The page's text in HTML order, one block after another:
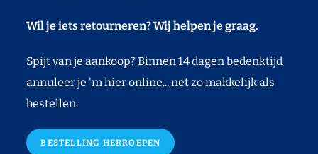
Wil je iets retourneren? Wij helpen je graag.
Spijt van je aankoop? Binnen 14 dagen bedenktijd
annuleer je 'm hier online... net zo makkelijk als
bestellen.
BESTELLING HERROEPEN